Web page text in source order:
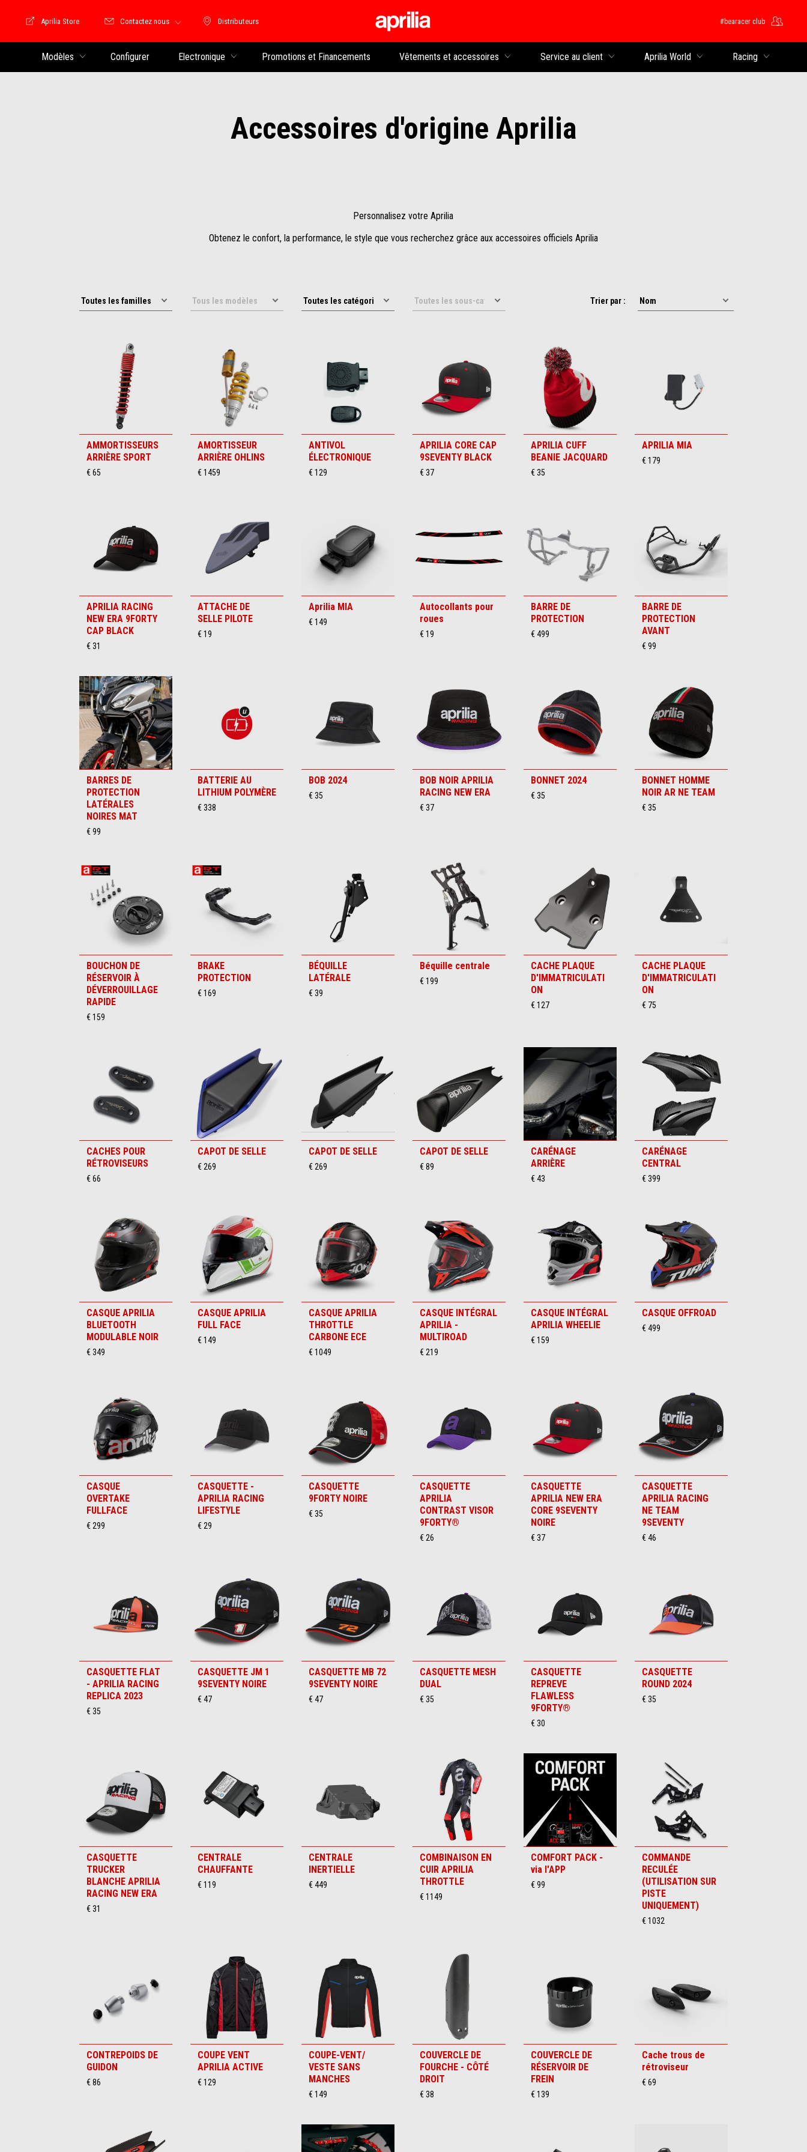
Distributeurs
Distributeurs
Store Motoguzzi
Aprilia Store Contactez nous #bearacer club
Modèles Configurer Electronique Promotions et Financements Vêtements et accessoires Service au client Aprilia World Racing
Accessoires d'origine Aprilia
Personnalisez votre Aprilia
Obtenez le confort, la performance, le style que vous recherchez grâce aux accessoires officiels Aprilia
Trier par :
AMMORTISSEURS
ARRIÈRE SPORT
€ 65
AMORTISSEUR
ARRIÈRE OHLINS
€ 1459
ANTIVOL
ÉLECTRONIQUE
€ 129
APRILIA CORE CAP
9SEVENTY BLACK
€ 37
APRILIA CUFF
BEANIE JACQUARD
€ 35
APRILIA MIA
€ 179
APRILIA RACING
NEW ERA 9FORTY
CAP BLACK
€ 31
ATTACHE DE
SELLE PILOTE
€ 19
Aprilia MIA
€ 149
Autocollants pour
roues
€ 19
BARRE DE
PROTECTION
€ 499
BARRE DE
PROTECTION
AVANT
€ 99
BARRES DE
PROTECTION
LATÉRALES
NOIRES MAT
€ 99
BATTERIE AU
LITHIUM POLYMÈRE
€ 338
BOB 2024
€ 35
BOB NOIR APRILIA
RACING NEW ERA
€ 37
BONNET 2024
€ 35
BONNET HOMME
NOIR AR NE TEAM
€ 35
BOUCHON DE
RÉSERVOIR À
DÉVERROUILLAGE
RAPIDE
€ 159
BRAKE
PROTECTION
€ 169
BÉQUILLE
LATÉRALE
€ 39
Béquille centrale
€ 199
CACHE PLAQUE
D'IMMATRICULATI
ON
€ 127
CACHE PLAQUE
D'IMMATRICULATI
ON
€ 75
CACHES POUR
RÉTROVISEURS
€ 66
CAPOT DE SELLE
€ 269
CAPOT DE SELLE
€ 269
CAPOT DE SELLE
€ 89
CARÉNAGE
ARRIÈRE
€ 43
CARÉNAGE
CENTRAL
€ 399
CASQUE APRILIA
BLUETOOTH
MODULABLE NOIR
€ 349
CASQUE APRILIA
FULL FACE
€ 149
CASQUE APRILIA
THROTTLE
CARBONE ECE
€ 1049
CASQUE INTÉGRAL
APRILIA -
MULTIROAD
€ 219
CASQUE INTÉGRAL
APRILIA WHEELIE
€ 159
CASQUE OFFROAD
€ 499
CASQUE
OVERTAKE
FULLFACE
€ 299
CASQUETTE -
APRILIA RACING
LIFESTYLE
€ 29
CASQUETTE
9FORTY NOIRE
€ 35
CASQUETTE
APRILIA
CONTRAST VISOR
9FORTY®
€ 26
CASQUETTE
APRILIA NEW ERA
CORE 9SEVENTY
NOIRE
€ 37
CASQUETTE
APRILIA RACING
NE TEAM
9SEVENTY
€ 46
CASQUETTE FLAT
- APRILIA RACING
REPLICA 2023
€ 35
CASQUETTE JM 1
9SEVENTY NOIRE
€ 47
CASQUETTE MB 72
9SEVENTY NOIRE
€ 47
CASQUETTE MESH
DUAL
€ 35
CASQUETTE
REPREVE
FLAWLESS
9FORTY®
€ 30
CASQUETTE
ROUND 2024
€ 35
CASQUETTE
TRUCKER
BLANCHE APRILIA
RACING NEW ERA
€ 31
CENTRALE
CHAUFFANTE
€ 119
CENTRALE
INERTIELLE
€ 449
COMBINAISON EN
CUIR APRILIA
THROTTLE
€ 1149
COMFORT PACK -
via l'APP
€ 99
COMMANDE
RECULÉE
(UTILISATION SUR
PISTE
UNIQUEMENT)
€ 1032
CONTREPOIDS DE
GUIDON
€ 86
COUPE VENT
APRILIA ACTIVE
€ 129
COUPE-VENT/
VESTE SANS
MANCHES
€ 149
COUVERCLE DE
FOURCHE - CÔTÉ
DROIT
€ 38
COUVERCLE DE
RÉSERVOIR DE
FREIN
€ 139
Cache trous de
rétroviseur
€ 69